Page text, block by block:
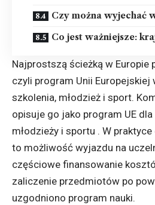
Czy można wyjechać
Co jest ważniejsze:
Najprostszą ścieżką w Europie
czyli program Unii Europejskiej
szkolenia, młodzież i sport.
opisuje go jako program UE
młodzieży i sportu . W
to możliwość wyjazdu na
częściowe finansowanie
zaliczenie przedmiotów po
uzgodniono program nauki.